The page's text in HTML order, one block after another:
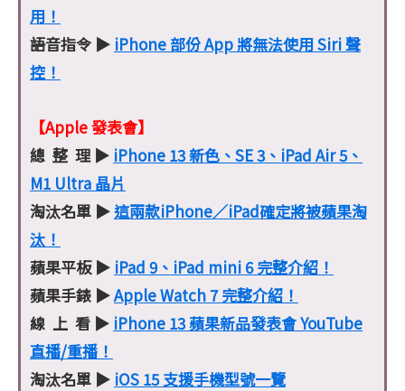
用！
語音指令 ▶ iPhone 部份 App 將無法使用 Siri 聲
控！
【Apple 發表會】
總 整 理 ▶ iPhone 13 新色、SE 3、iPad Air 5、
M1 Ultra 晶片
淘汰名單 ▶這兩款iPhone／iPad確定將被蘋果淘
汰！
蘋果平板 ▶ iPad 9、iPad mini 6 完整介紹！
蘋果手錶 ▶Apple Watch 7 完整介紹！
線 上 看 ▶ iPhone 13 蘋果新品發表會 YouTube
直播/重播！
淘汰名單 ▶ iOS 15 支援手機型號一覽